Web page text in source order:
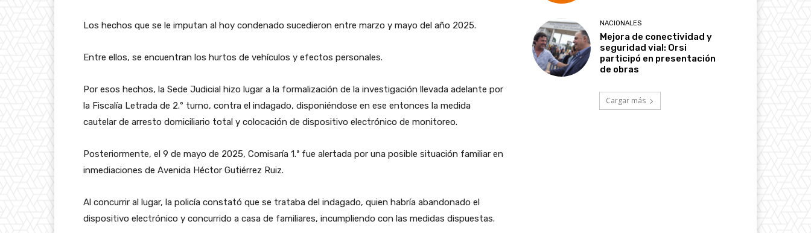
Los hechos que se le imputan al hoy condenado sucedieron entre marzo y mayo del año 2025.
Entre ellos, se encuentran los hurtos de vehículos y efectos personales.
Por esos hechos, la Sede Judicial hizo lugar a la formalización de la investigación llevada adelante por
la Fiscalía Letrada de 2.º turno, contra el indagado, disponiéndose en ese entonces la medida
cautelar de arresto domiciliario total y colocación de dispositivo electrónico de monitoreo.
Posteriormente, el 9 de mayo de 2025, Comisaría 1.ª fue alertada por una posible situación familiar en
inmediaciones de Avenida Héctor Gutiérrez Ruiz.
Al concurrir al lugar, la policía constató que se trataba del indagado, quien habría abandonado el
dispositivo electrónico y concurrido a casa de familiares, incumpliendo con las medidas dispuestas.
NACIONALES
Mejora de conectividad y
seguridad vial: Orsi
participó en presentación
de obras
Cargar más